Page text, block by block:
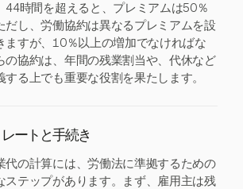
44時間を超えると、プレミアムは50％
だし、労働協約は異なるプレミアムを設
ますが、10％以上の増加でなければな
の協約は、年間の残業割当や、代休など
る上でも重要な役割を果たします。
ートと手続き
代の計算には、労働法に準拠するための
ステップがあります。まず、雇用主は残